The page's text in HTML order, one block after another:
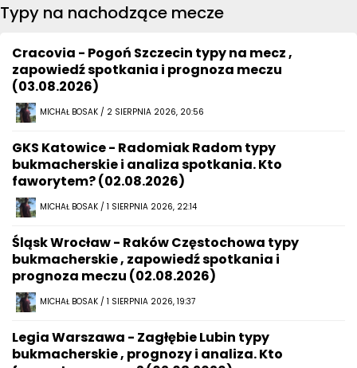
Typy na nachodzące mecze
Cracovia - Pogoń Szczecin typy na mecz ,
zapowiedź spotkania i prognoza meczu
(03.08.2026)
MICHAŁ BOSAK / 2 SIERPNIA 2026, 20:56
GKS Katowice - Radomiak Radom typy
bukmacherskie i analiza spotkania. Kto
faworytem? (02.08.2026)
MICHAŁ BOSAK / 1 SIERPNIA 2026, 22:14
Śląsk Wrocław - Raków Częstochowa typy
bukmacherskie , zapowiedź spotkania i
prognoza meczu (02.08.2026)
MICHAŁ BOSAK / 1 SIERPNIA 2026, 19:37
Legia Warszawa - Zagłębie Lubin typy
bukmacherskie , prognozy i analiza. Kto